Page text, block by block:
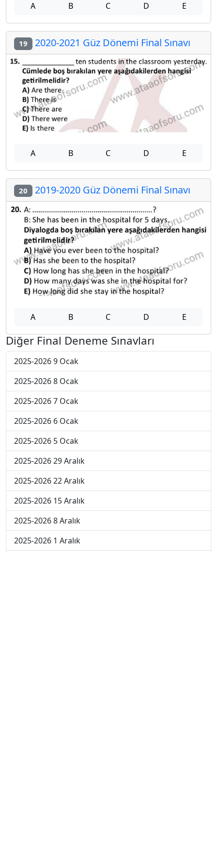
A B C D E
19 2020-2021 Güz Dönemi Final Sınavı
A B C D E
20 2019-2020 Güz Dönemi Final Sınavı
A B C D E
Diğer Final Deneme Sınavları
2025-2026 9 Ocak
2025-2026 8 Ocak
2025-2026 7 Ocak
2025-2026 6 Ocak
2025-2026 5 Ocak
2025-2026 29 Aralık
2025-2026 22 Aralık
2025-2026 15 Aralık
2025-2026 8 Aralık
2025-2026 1 Aralık